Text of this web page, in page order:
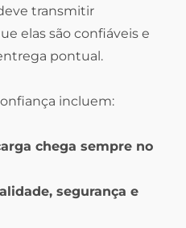
transmitir
elas são confiáveis e
pontual.
incluem:
chega sempre no
segurança e